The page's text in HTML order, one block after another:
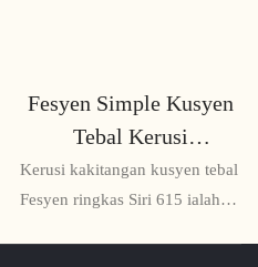
Fesyen Simple Kusyen
Tebal Kerusi
Kakitangan Siri 615
Kerusi kakitangan kusyen tebal
Fesyen ringkas Siri 615 ialah